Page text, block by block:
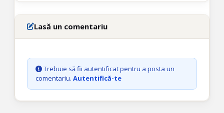
Lasă un comentariu
Trebuie să fii autentificat pentru a posta un
comentariu. Autentifică-te